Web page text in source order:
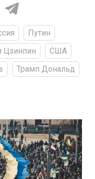
Путин
Цзинпин
США
Трамп Дональд